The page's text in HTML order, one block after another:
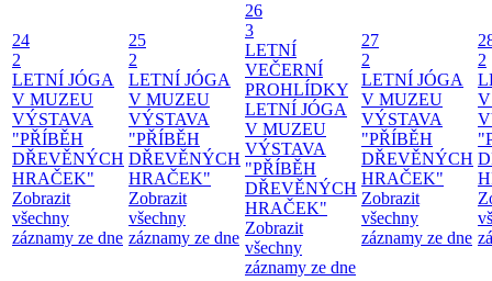
24
2
LETNÍ JÓGA
V MUZEU
VÝSTAVA
"PŘÍBĚH
DŘEVĚNÝCH
HRAČEK"
Zobrazit
všechny
záznamy ze dne
25
2
LETNÍ JÓGA
V MUZEU
VÝSTAVA
"PŘÍBĚH
DŘEVĚNÝCH
HRAČEK"
Zobrazit
všechny
záznamy ze dne
26
3
LETNÍ
VEČERNÍ
PROHLÍDKY
LETNÍ JÓGA
V MUZEU
VÝSTAVA
"PŘÍBĚH
DŘEVĚNÝCH
HRAČEK"
Zobrazit
všechny
záznamy ze dne
27
2
LETNÍ JÓGA
V MUZEU
VÝSTAVA
"PŘÍBĚH
DŘEVĚNÝCH
HRAČEK"
Zobrazit
všechny
záznamy ze dne
2